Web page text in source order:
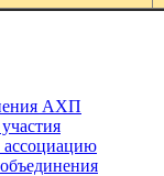
АХП
ассоциацию